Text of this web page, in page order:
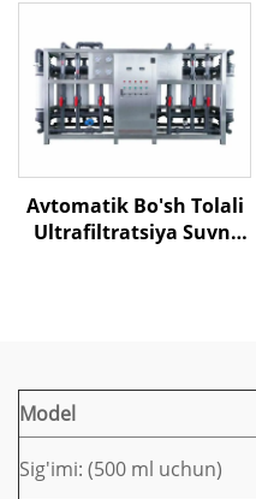
Avtomatik Bo'sh Tolali
Ultrafiltratsiya Suvni
Model
Sig'imi: (500 ml uchun)